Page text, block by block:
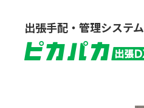
出張手配・管理システム